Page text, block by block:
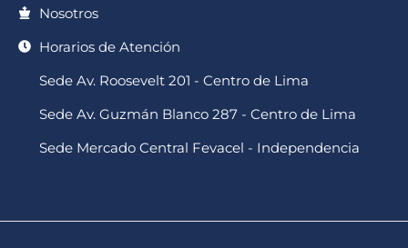
Nosotros
Horarios de Atención
Sede Av. Roosevelt 201 - Centro de Lima
Sede Av. Guzmán Blanco 287 - Centro de Lima
Sede Mercado Central Fevacel - Independencia